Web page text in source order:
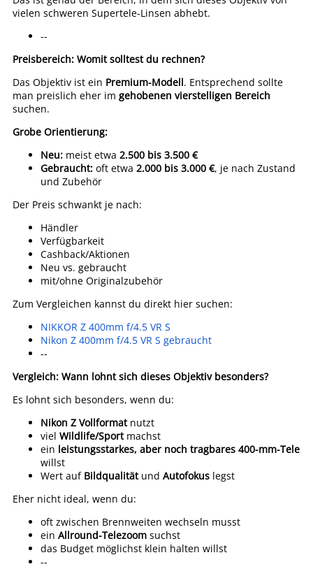
vielen schweren Supertele-Linsen abhebt.
--
Preisbereich: Womit solltest du rechnen?
Das Objektiv ist ein Premium-Modell. Entsprechend sollte
man preislich eher im gehobenen vierstelligen Bereich
suchen.
Grobe Orientierung:
Neu: meist etwa 2.500 bis 3.500 €
Gebraucht: oft etwa 2.000 bis 3.000 €, je nach Zustand
und Zubehör
Der Preis schwankt je nach:
Händler
Verfügbarkeit
Cashback/Aktionen
Neu vs. gebraucht
mit/ohne Originalzubehör
Zum Vergleichen kannst du direkt hier suchen:
NIKKOR Z 400mm f/4.5 VR S
Nikon Z 400mm f/4.5 VR S gebraucht
--
Vergleich: Wann lohnt sich dieses Objektiv besonders?
Es lohnt sich besonders, wenn du:
Nikon Z Vollformatnutzt
viel Wildlife/Sportmachst
ein leistungsstarkes, aber noch tragbares 400-mm-Tele
willst
Wert auf Bildqualitätund Autofokus legst
Eher nicht ideal, wenn du:
oft zwischen Brennweiten wechseln musst
ein Allround-Telezoom suchst
das Budget möglichst klein halten willst
--